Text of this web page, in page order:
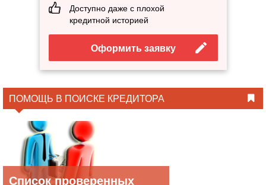
Доступно даже с плохой
кредитной историей
Оформить заявку
ПОМОЩЬ В ПОИСКЕ КРЕДИТОРА
Список проверенных